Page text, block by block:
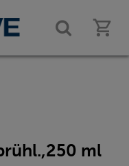
ml